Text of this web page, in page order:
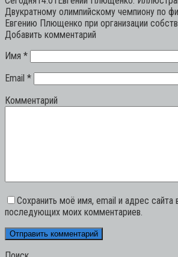
Двукратному олимпийскому чемпиону по
Евгению Плющенко при организации
Добавить комментарий
Имя *
Email *
Комментарий
Сохранить моё имя, email и адрес сайта
последующих моих комментариев.